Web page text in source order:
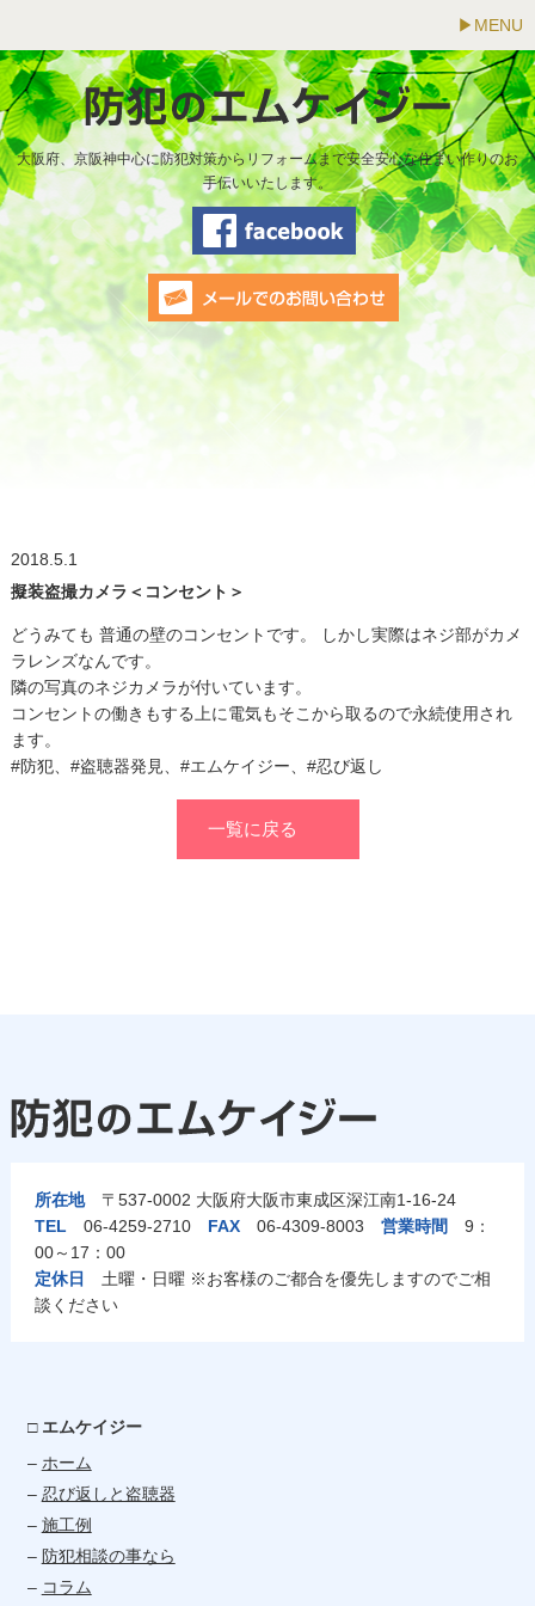
MENU
大阪府、京阪神中心に防犯対策からリフォームまで安全安心な住まい作りのお
手伝いいたします。
2018.5.1
擬装盗撮カメラ＜コンセント＞
どうみても 普通の壁のコンセントです。 しかし実際はネジ部がカメ
ラレンズなんです。
隣の写真のネジカメラが付いています。
コンセントの働きもする上に電気もそこから取るので永続使用され
ます。
#防犯、#盗聴器発見、#エムケイジー、#忍び返し
一覧に戻る
所在地〒537-0002 大阪府大阪市東成区深江南1-16-24
TEL 06-4259-2710 FAX06-4309-8003 営業時間
9：
00～17：00
定休日
土曜・日曜 ※お客様のご都合を優先しますのでご相
談ください
□ エムケイジー
– ホーム
– 忍び返しと盗聴器
– 施工例
– 防犯相談の事なら
– コラム